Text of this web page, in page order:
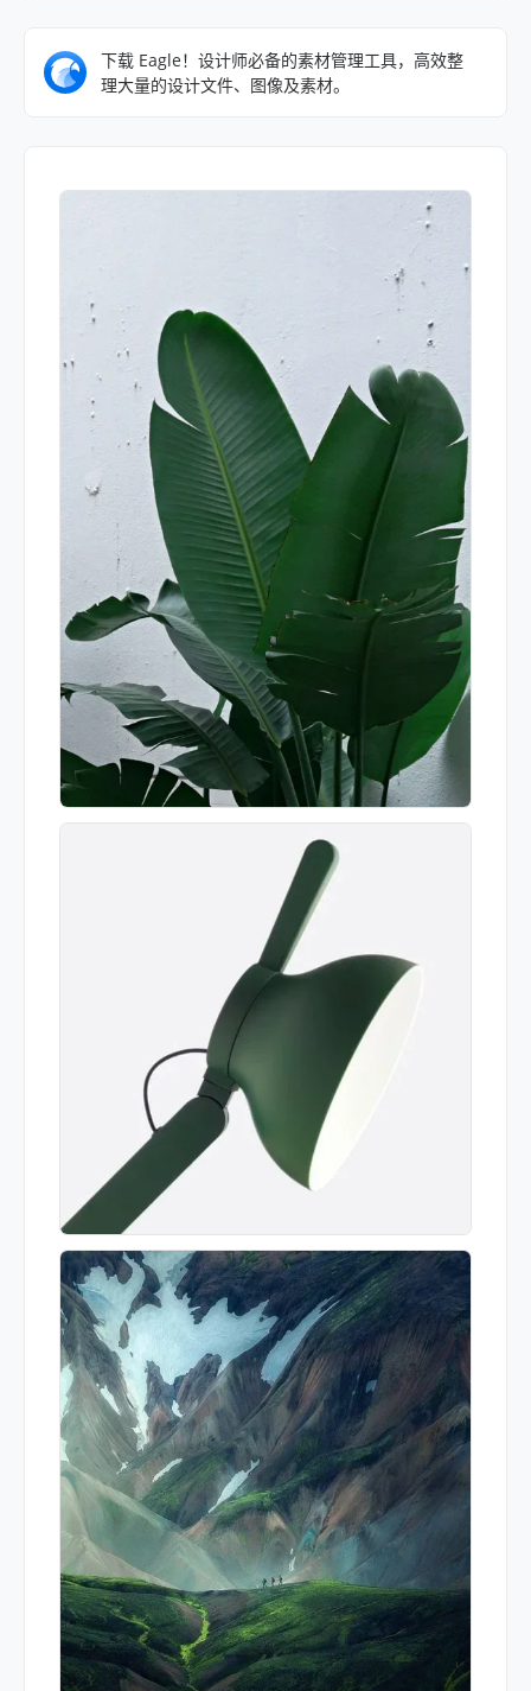
下载 Eagle！设计师必备的素材管理工具，高效整
理大量的设计文件、图像及素材。